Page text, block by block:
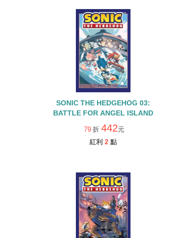
SONIC THE HEDGEHOG 03:
BATTLE FOR ANGEL ISLAND
79 折 442元
紅利 2 點